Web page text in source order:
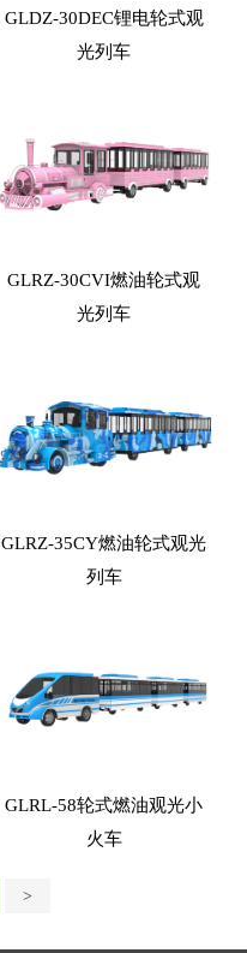
GLDZ-30DEC锂电轮式观
光列车
GLRZ-30CVI燃油轮式观
光列车
GLRZ-35CY燃油轮式观光
列车
GLRL-58轮式燃油观光小
火车
>